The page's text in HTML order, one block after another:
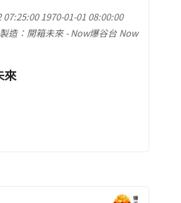
07:25:00 1970-01-01 08:00:00
造：開箱未來 - Now爆谷台 Now
來